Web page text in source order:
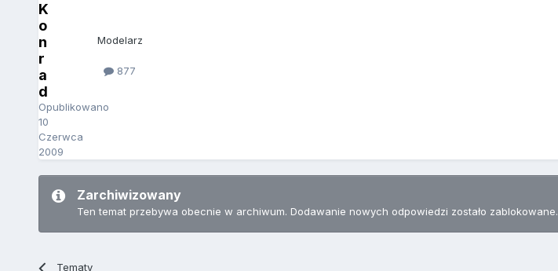
K
o
n
r
a
d
Opublikowano
10
Czerwca
2009
Modelarz
877
Zarchiwizowany
Ten temat przebywa obecnie w archiwum. Dodawanie nowych odpowiedzi zostało zablokowane.
Tematy